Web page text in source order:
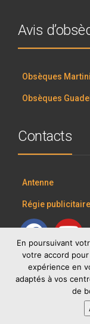
Avis
Obsèques
Obsèques
Contacts
Antenne
Régie publicitaire
En poursuivant
votre accord
expérience en
adaptés à vos
de